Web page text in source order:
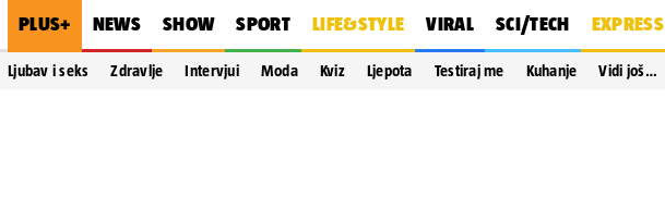
PLUS+ NEWS SHOW SPORT LIFE&STYLE VIRAL SCI/TECH EXPRESS
Ljubav i seks Zdravlje Intervjui Moda Kviz Ljepota Testiraj me Kuhanje Vidi još…